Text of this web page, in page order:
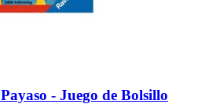
Payaso -​ Juego de Bolsillo